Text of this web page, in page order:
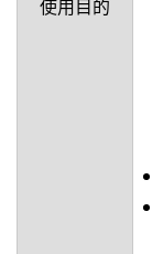
使用目的